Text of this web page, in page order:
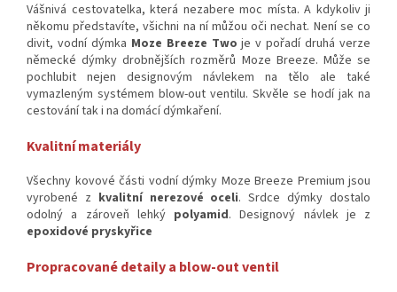
Vášnivá cestovatelka, která nezabere moc místa. A kdykoliv ji
někomu představíte, všichni na ní můžou oči nechat. Není se co
divit, vodní dýmka Moze Breeze Two je v pořadí druhá verze
německé dýmky drobnějších rozměrů Moze Breeze. Může se
pochlubit nejen designovým návlekem na tělo ale také
vymazleným systémem blow-out ventilu. Skvěle se hodí jak na
cestování tak i na domácí dýmkaření.
Kvalitní materiály
Všechny kovové části vodní dýmky Moze Breeze Premium jsou
vyrobené z kvalitní nerezové oceli. Srdce dýmky dostalo
odolný a zároveň lehký polyamid. Designový návlek je z
epoxidové pryskyřice
Propracované detaily a blow-out ventil